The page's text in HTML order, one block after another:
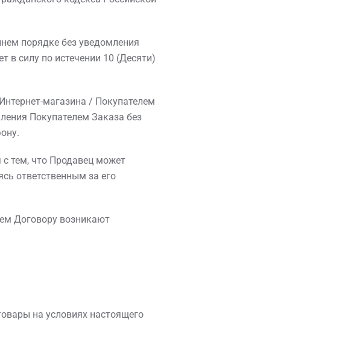
порядке без уведомления
в силу по истечении 10 (Десяти)
магазина / Покупателем
Покупателем Заказа без
с тем, что Продавец может
ответственным за его
Договору возникают
на условиях настоящего